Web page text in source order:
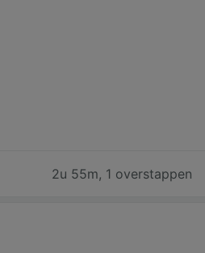
2u 55m, 1 overstappen